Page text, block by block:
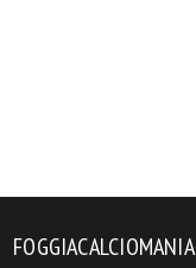
FOGGIACALCIOMANIA